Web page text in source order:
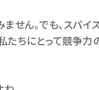
ません。でも､スパイ
たちにとって競争力